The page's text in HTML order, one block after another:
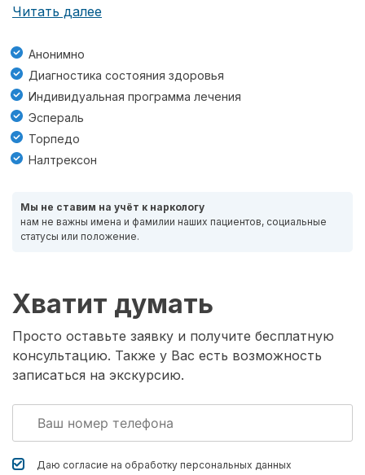
Читать далее
Анонимно
Диагностика состояния здоровья
Индивидуальная программа лечения
Эспераль
Торпедо
Налтрексон
Мы не ставим на учёт к наркологу
нам не важны имена и фамилии наших пациентов, социальные
статусы или положение.
Хватит думать
Просто оставьте заявку и получите бесплатную
консультацию. Также у Вас есть возможность
записаться на экскурсию.
Даю согласие на обработку персональных данных